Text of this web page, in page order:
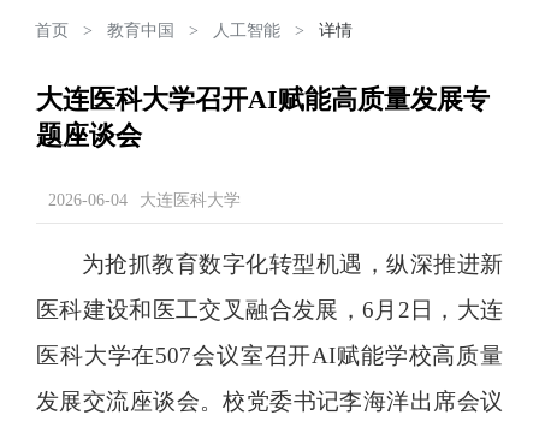
首页 > 教育中国 > 人工智能 > 详情
大连医科大学召开AI赋能高质量发展专
题座谈会
2026-06-04 大连医科大学
为抢抓教育数字化转型机遇，纵深推进新
医科建设和医工交叉融合发展，6月2日， 大连
医科大学在507会议室召开AI赋能学校高质量
发展交流座谈会。校党委书记李海洋出席会议